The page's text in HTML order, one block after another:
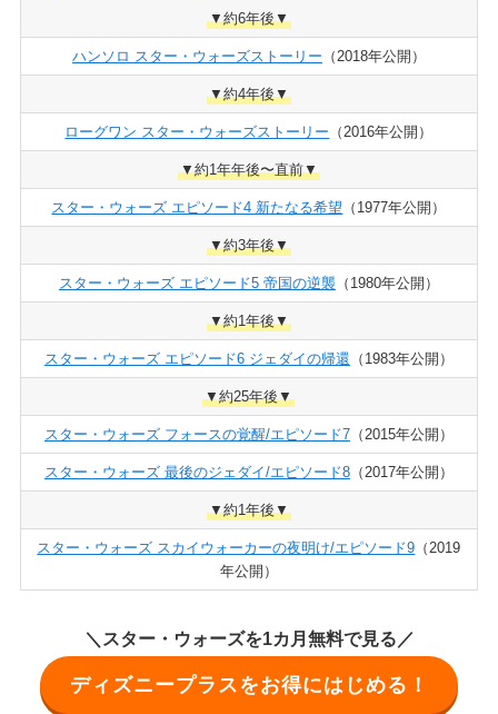
▼約6年後▼
ハンソロ スター・ウォーズストーリー （2018年公開）
▼約4年後▼
ローグワン スター・ウォーズストーリー （2016年公開）
▼約1年年後〜直前▼
スター・ウォーズ エピソード4 新たなる希望 （1977年公開）
▼約3年後▼
スター・ウォーズ エピソード5 帝国の逆襲（1980年公開）
▼約1年後▼
スター・ウォーズ エピソード6 ジェダイの帰還 （1983年公開）
▼約25年後▼
スター・ウォーズ フォースの覚醒/エピソード7（2015年公開）
スター・ウォーズ 最後のジェダイ/エピソード8（2017年公開）
▼約1年後▼
スター・ウォーズ スカイウォーカーの夜明け/エピソード9 （2019
年公開）
＼スター・ウォーズを1カ月無料で見る／
ディズニープラスをお得にはじめる！